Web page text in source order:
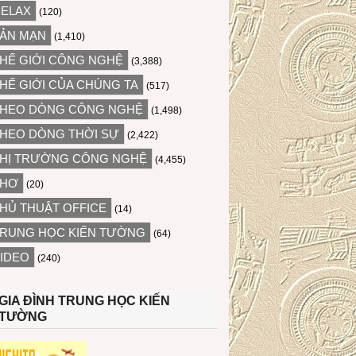
(120)
MẠN (1,410)
GIỚI CÔNG NGHỆ (3,388)
GIỚI CỦA CHÚNG TA (517)
DÒNG CÔNG NGHỆ (1,498)
DÒNG THỜI SỰ (2,422)
TRƯỜNG CÔNG NGHỆ (4,455)
(20)
THUẬT OFFICE (14)
HỌC KIẾN TƯỜNG (64)
(240)
ĐÌNH TRUNG HỌC KIẾN